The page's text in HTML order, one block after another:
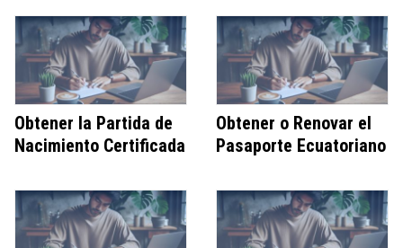
Obtener la Partida de
Nacimiento Certificada
Obtener o Renovar el
Pasaporte Ecuatoriano